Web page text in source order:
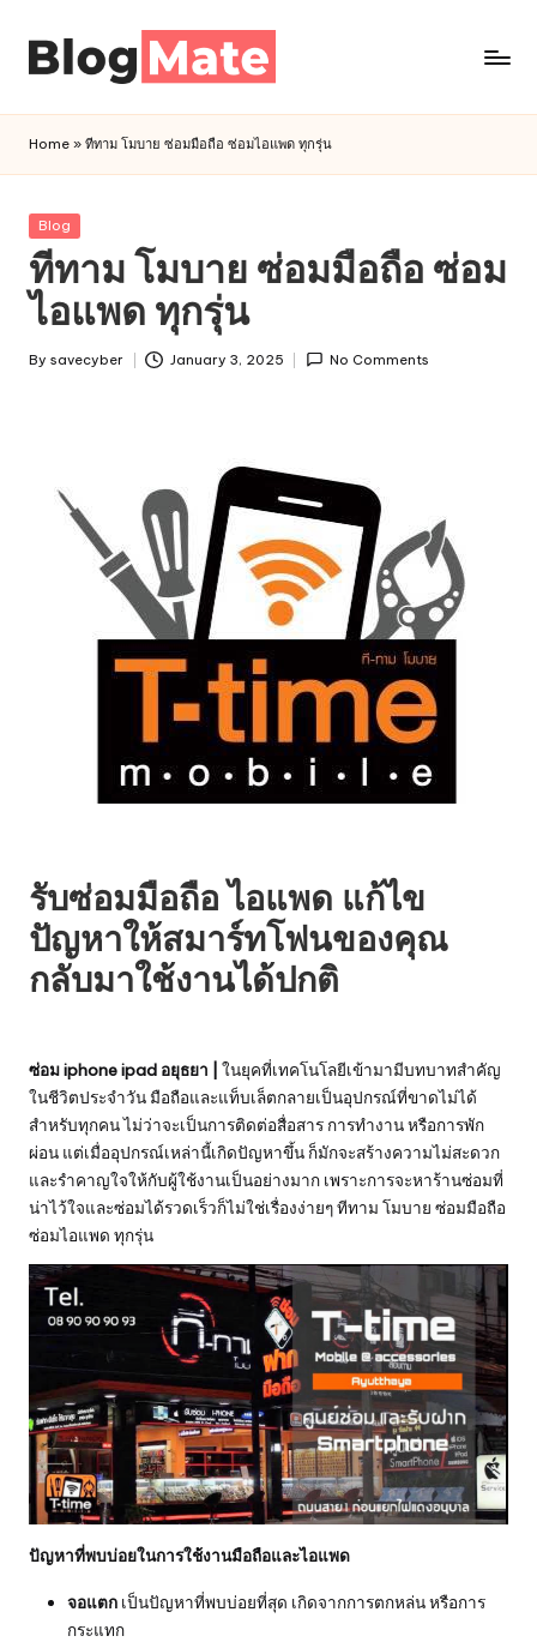
n
y
t
i
c
r
Home » ทีทาม โมบาย ซ่อมมือถือ ซ่อมไอแพด ทุกรุ่น
Posted
Blog
ทีทาม โมบาย ซ่อมมือถือ ซ่อม
ไอแพด ทุกรุ่น
Posted
By savecyber January 3, 2025 No Comments
รับซ่อมมือถือ ไอแพด แก้ไข
ปัญหาให้สมาร์ทโฟนของคุณ
กลับมาใช้งานได้ปกติ
ซ่อม iphone ipad อยุธยา | ในยุคที่เทคโนโลยีเข้ามามีบทบาทสำคัญ
ในชีวิตประจำวัน มือถือและแท็บเล็ตกลายเป็นอุปกรณ์ที่ขาดไม่ได้
สำหรับทุกคน ไม่ว่าจะเป็นการติดต่อสื่อสาร การทำงาน หรือการพัก
ผ่อน แต่เมื่ออุปกรณ์เหล่านี้เกิดปัญหาขึ้น ก็มักจะสร้างความไม่สะดวก
และรำคาญใจให้กับผู้ใช้งานเป็นอย่างมาก เพราะการจะหาร้านซ่อมที่
น่าไว้ใจและซ่อมได้รวดเร็วก็ไม่ใช่เรื่องง่ายๆ ทีทาม โมบาย ซ่อมมือถือ
ซ่อมไอแพด ทุกรุ่น
ปัญหาที่พบบ่อยในการใช้งานมือถือและไอแพด
จอแตก เป็นปัญหาที่พบบ่อยที่สุด เกิดจากการตกหล่น หรือการ
กระแทก